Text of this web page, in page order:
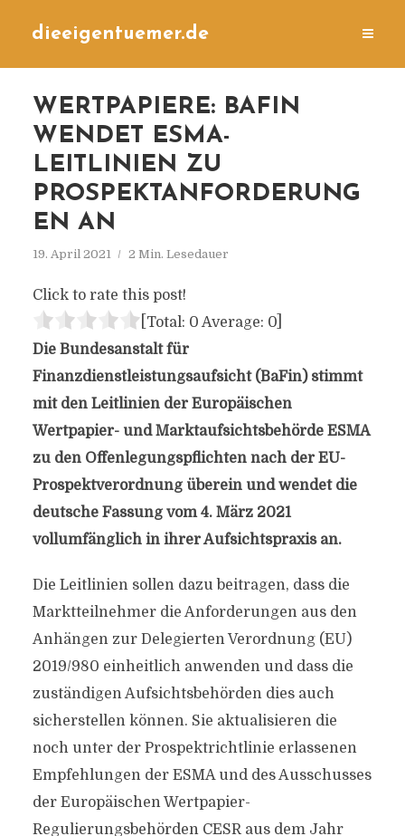
dieeigentuemer.de
WERTPAPIERE: BAFIN
WENDET ESMA-
LEITLINIEN ZU
PROSPEKTANFORDERUNG
EN AN
19. April 2021 2 Min. Lesedauer
Click to rate this post!
[Total: 0 Average: 0]
Die Bundesanstalt für
Finanzdienstleistungsaufsicht (BaFin) stimmt
mit den Leitlinien der Europäischen
Wertpapier- und Marktaufsichtsbehörde ESMA
zu den Offenlegungspflichten nach der EU-
Prospektverordnung überein und wendet die
deutsche Fassung vom 4. März 2021
vollumfänglich in ihrer Aufsichtspraxis an.
Die Leitlinien sollen dazu beitragen, dass die
Marktteilnehmer die Anforderungen aus den
Anhängen zur Delegierten Verordnung (EU)
2019/980 einheitlich anwenden und dass die
zuständigen Aufsichtsbehörden dies auch
sicherstellen können. Sie aktualisieren die
noch unter der Prospektrichtlinie erlassenen
Empfehlungen der ESMA und des Ausschusses
der Europäischen Wertpapier-
Regulierungsbehörden CESR aus dem Jahr